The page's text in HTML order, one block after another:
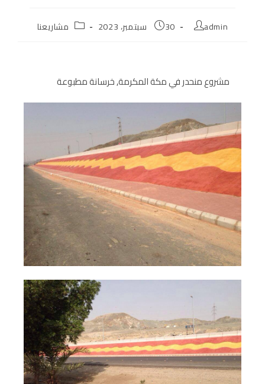
admin 30 سبتمبر، 2023 مشاريعنا
مشروع منحدر في مكة المكرمة, خرسانة مطبوعة